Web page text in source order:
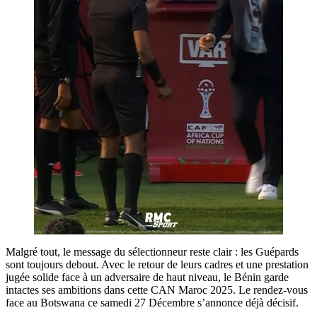
Malgré tout, le message du sélectionneur reste clair : les Guépards
sont toujours debout. Avec le retour de leurs cadres et une prestation
jugée solide face à un adversaire de haut niveau, le Bénin garde
intactes ses ambitions dans cette CAN Maroc 2025. Le rendez-vous
face au Botswana ce samedi 27 Décembre s’annonce déjà décisif.